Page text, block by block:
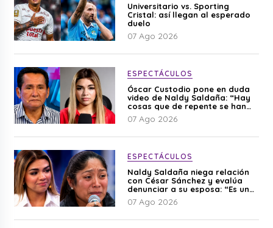
Universitario vs. Sporting
Cristal: así llegan al esperado
duelo
07 Ago 2026
ESPECTÁCULOS
Óscar Custodio pone en duda
video de Naldy Saldaña: “Hay
cosas que de repente se han
editado”
07 Ago 2026
ESPECTÁCULOS
Naldy Saldaña niega relación
con César Sánchez y evalúa
denunciar a su esposa: “Es una
difamación”
07 Ago 2026